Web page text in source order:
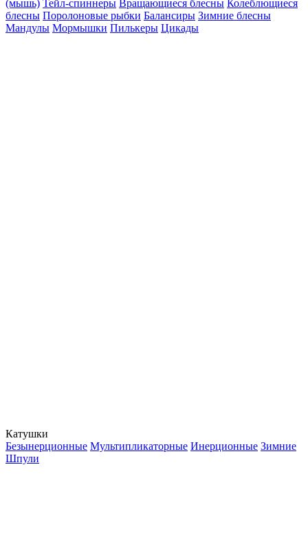
(мышь) Тейл-спиннеры Вращающиеся блесны Колеблющиеся
блесны Поролоновые рыбки Балансиры Зимние блесны
Мандулы Мормышки Пилькеры Цикады
Катушки
Безынерционные Мультипликаторные Инерционные Зимние
Шпули